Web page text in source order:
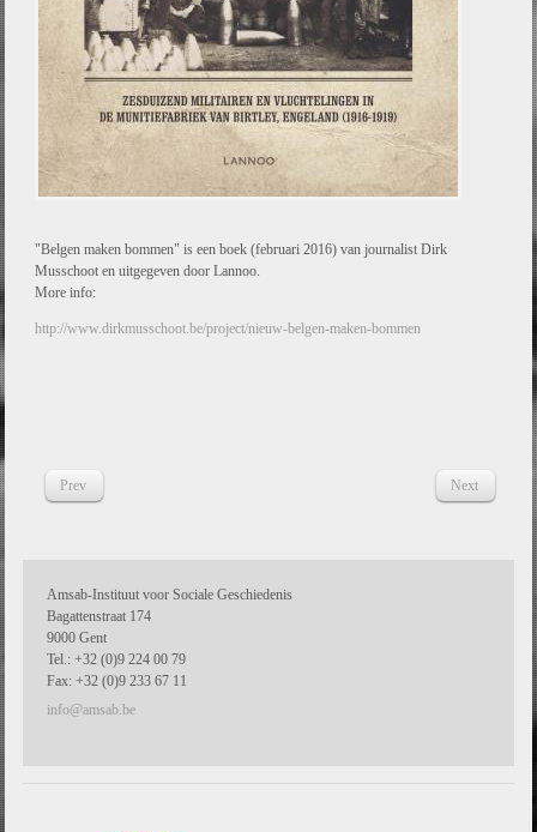
"Belgen maken bommen" is een boek (februari 2016) van journalist Dirk
Musschoot en uitgegeven door Lannoo.
More info:
http://www.dirkmusschoot.be/project/nieuw-belgen-maken-bommen
Prev Next
Amsab-Instituut voor Sociale Geschiedenis
Bagattenstraat 174
9000 Gent
Tel.: +32 (0)9 224 00 79
Fax: +32 (0)9 233 67 11
info@amsab.be